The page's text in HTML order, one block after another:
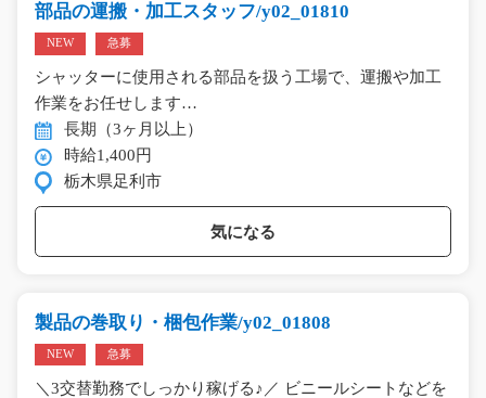
部品の運搬・加工スタッフ/y02_01810
NEW 急募
シャッターに使用される部品を扱う工場で、運搬や加工
作業をお任せします…
長期（3ヶ月以上）
時給1,400円
栃木県足利市
気になる
製品の巻取り・梱包作業/y02_01808
NEW 急募
＼3交替勤務でしっかり稼げる♪／ ビニールシートなどを